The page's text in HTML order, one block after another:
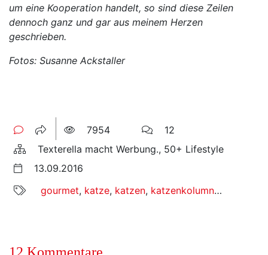
um eine Kooperation handelt, so sind diese Zeilen
dennoch ganz und gar aus meinem Herzen
geschrieben.
Fotos: Susanne Ackstaller
7954
12
Texterella macht Werbung., 50+ Lifestyle
13.09.2016
gourmet, katze, katzen, katzenkolumne ,